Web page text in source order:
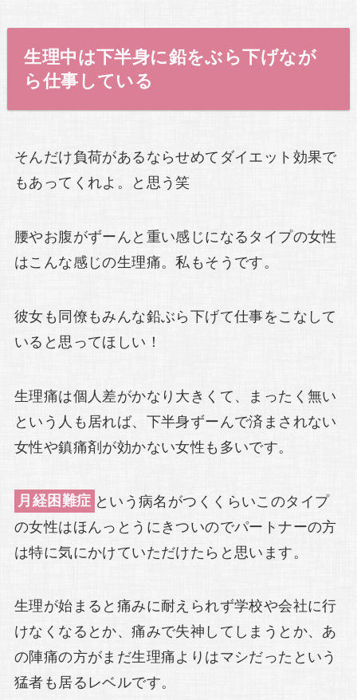
生理中は下半身に鉛をぶら下げなが
ら仕事している
そんだけ負荷があるならせめてダイエット効果で
もあってくれよ。と思う笑
腰やお腹がずーんと重い感じになるタイプの女性
はこんな感じの生理痛。私もそうです。
彼女も同僚もみんな鉛ぶら下げて仕事をこなして
いると思ってほしい！
生理痛は個人差がかなり大きくて、まったく無い
という人も居れば、下半身ずーんで済まされない
女性や鎮痛剤が効かない女性も多いです。
月経困難症 という病名がつくくらいこのタイプ
の女性はほんっとうにきついのでパートナーの方
は特に気にかけていただけたらと思います。
生理が始まると痛みに耐えられず学校や会社に行
けなくなるとか、痛みで失神してしまうとか、あ
の陣痛の方がまだ生理痛よりはマシだったという
猛者も居るレベルです。